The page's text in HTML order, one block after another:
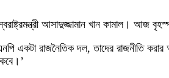
আসাদুজ্জামান খান কামাল। আজ
রাজনৈতিক দল, তাদের রাজনীতি করার